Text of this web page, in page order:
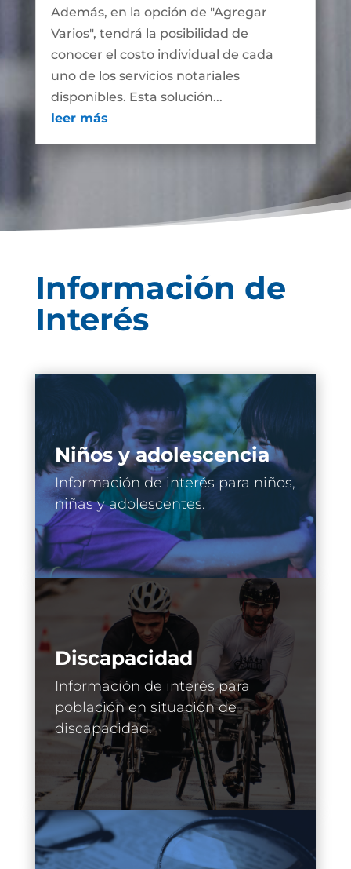
Además, en la opción de "Agregar
Varios", tendrá la posibilidad de
conocer el costo individual de cada
uno de los servicios notariales
disponibles. Esta solución...
leer más
Información de
Interés
Niños y adolescencia
Información de interés para niños,
niñas y adolescentes.
Discapacidad
Información de interés para
población en situación de
discapacidad.